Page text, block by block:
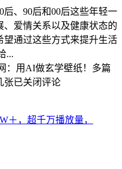
、90后和00后这些年轻一
爱情关系以及健康状态的
通过这些方式来提升生活
...
：用AI做玄学壁纸！多篇
张已关闭评论